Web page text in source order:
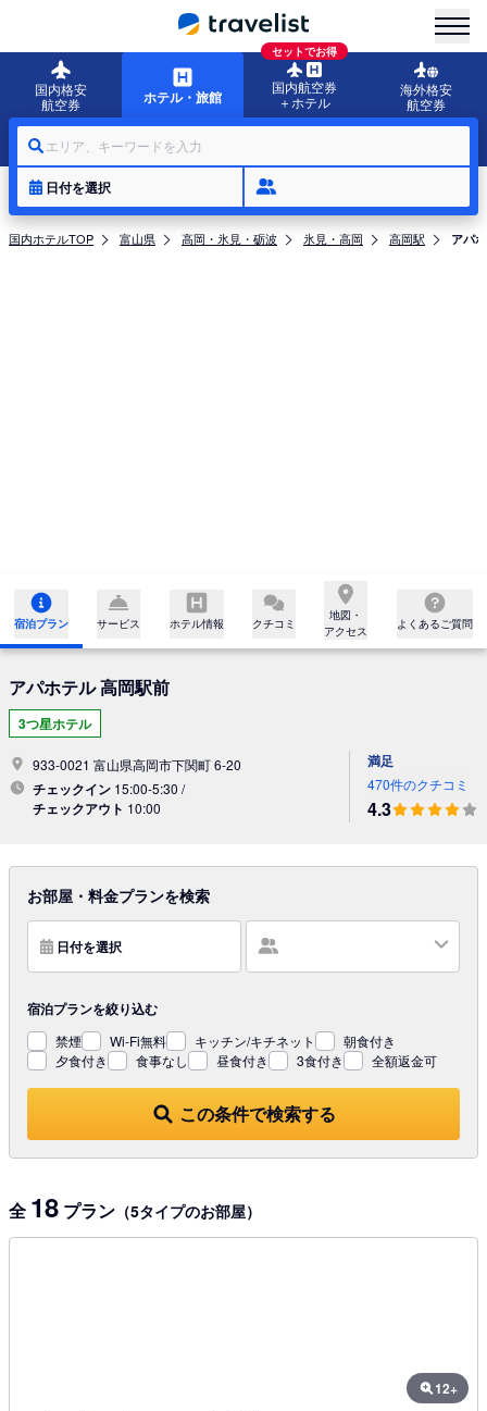
国内格安
航空券
ホテル・旅館
セットでお得
国内航空券
＋ホテル
海外格安
航空券
エリア、キーワードを入力
日付を選択
国内ホテルTOP 富山県 高岡・氷見・砺波 氷見・高岡 高岡駅 アパ
宿泊プラン サービス ホテル情報 クチコミ
地図・
アクセス
よくあるご質問
アパホテル 高岡駅前
3つ星ホテル
933-0021 富山県高岡市下関町 6-20
チェックイン 15:00-5:30 /
チェックアウト 10:00
満足
470件のクチコミ
4.3
お部屋・料金プランを検索
日付を選択
この条件で検索する
宿泊プランを絞り込む
禁煙 Wi-Fi無料 キッチン/キチネット
朝食付き
夕食付き
食事なし 昼食付き 3食付き 全額返金可
全 18 プラン （5タイプのお部屋）
12+